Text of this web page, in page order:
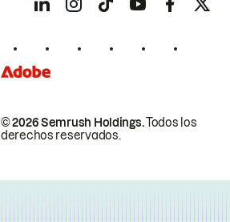
© 2026 Semrush Holdings.Todos los
derechos reservados.